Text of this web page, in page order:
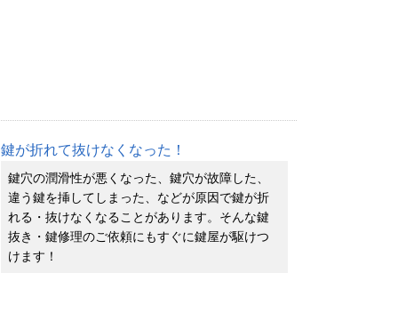
鍵が折れて抜けなくなった！
鍵穴の潤滑性が悪くなった、鍵穴が故障した、
違う鍵を挿してしまった、などが原因で鍵が折
れる・抜けなくなることがあります。そんな鍵
抜き・鍵修理のご依頼にもすぐに鍵屋が駆けつ
けます！